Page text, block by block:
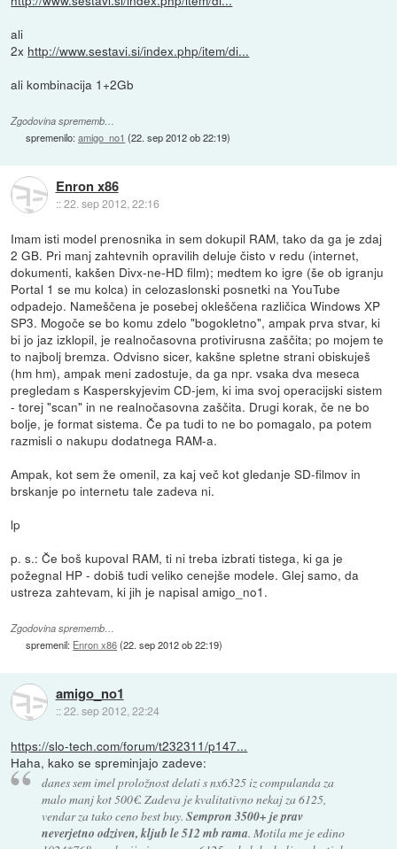
ali
2x http://www.sestavi.si/index.php/item/di...
ali kombinacija 1+2Gb
Zgodovina sprememb…
spremenilo:amigo_no1 (22. sep 2012 ob 22:19)
Enron x86
::22. sep 2012, 22:16
Imam isti model prenosnika in sem dokupil RAM, tako da ga je zdaj
2 GB. Pri manj zahtevnih opravilih deluje čisto v redu (internet,
dokumenti, kakšen Divx-ne-HD film); medtem ko igre (še ob igranju
Portal 1 se mu kolca) in celozaslonski posnetki na YouTube
odpadejo. Nameščena je posebej okleščena različica Windows XP
SP3. Mogoče se bo komu zdelo "bogokletno", ampak prva stvar, ki
bi jo jaz izklopil, je realnočasovna protivirusna zaščita; po mojem te
to najbolj bremza. Odvisno sicer, kakšne spletne strani obiskuješ
(hm hm), ampak meni zadostuje, da ga npr. vsaka dva meseca
pregledam s Kasperskyjevim CD-jem, ki ima svoj operacijski sistem
- torej "scan" in ne realnočasovna zaščita. Drugi korak, če ne bo
bolje, je format sistema. Če pa tudi to ne bo pomagalo, pa potem
razmisli o nakupu dodatnega RAM-a.
Ampak, kot sem že omenil, za kaj več kot gledanje SD-filmov in
brskanje po internetu tale zadeva ni.
lp
p. s.: Če boš kupoval RAM, ti ni treba izbrati tistega, ki ga je
požegnal HP - dobiš tudi veliko cenejše modele. Glej samo, da
ustreza zahtevam, ki jih je napisal amigo_no1.
Zgodovina sprememb…
spremenil: Enron x86(22. sep 2012 ob 22:19)
amigo_no1
::22. sep 2012, 22:24
https://slo-tech.com/forum/t232311/p147...
Haha, kako se spreminjajo zadeve:
danes sem imel proložnost delati s nx6325 iz compulanda za
malo manj kot 500€. Zadeva je kvalitativno nekaj za 6125,
vendar za tako ceno best buy. Sempron 3500+ je prav
neverjetno odziven, kljub le 512 mb rama. Motila me je edino